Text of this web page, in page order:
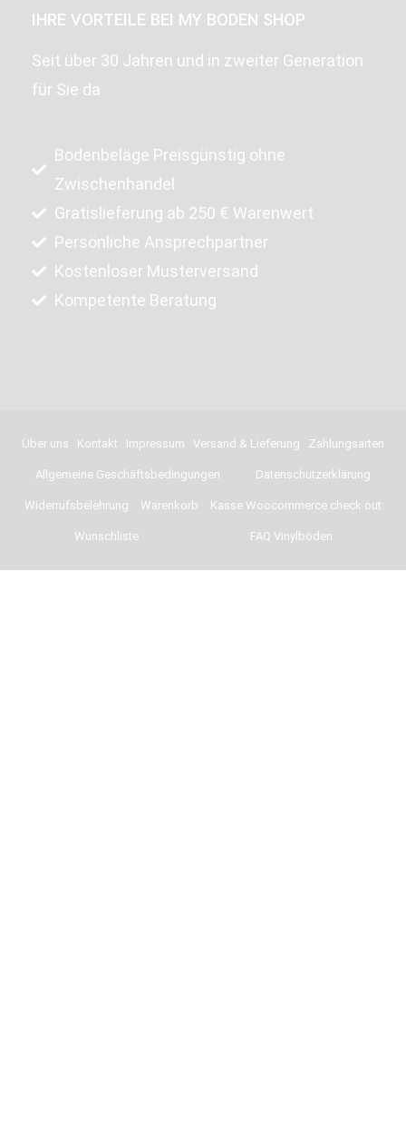
IHRE VORTEILE BEI MY BODEN SHOP
Seit über 30 Jahren und in zweiter Generation
für Sie da
Bodenbeläge Preisgünstig ohne
Zwischenhandel
Gratislieferung ab 250 € Warenwert
Persönliche Ansprechpartner
Kostenloser Musterversand
Kompetente Beratung
Über uns Kontakt Impressum Versand & Lieferung Zahlungsarten
Allgemeine Geschäftsbedingungen Datenschutzerklärung
Widerrufsbelehrung Warenkorb Kasse Woocommerce check out
Wunschliste FAQ Vinylböden